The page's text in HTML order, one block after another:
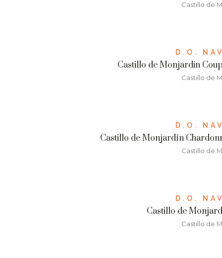
Castillo de
D.O.
Castillo de Monjardin
Castillo de
D.O.
Castillo de Monjardín
Castillo de
D.O.
Castillo de
Castillo de